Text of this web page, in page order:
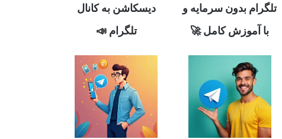
تلگرام بدون سرمایه و
با آموزش کامل 🚀
دیسکاشن به کانال
تلگرام 📣